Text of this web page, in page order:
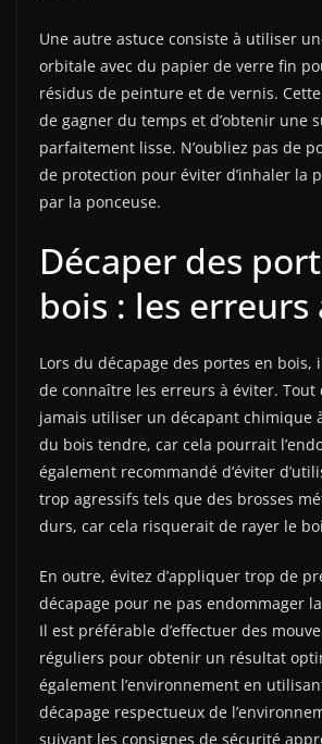
Une autre astuce consiste à utiliser
orbitale avec du papier de verre fin
résidus de peinture et de vernis.
de gagner du temps et d’obtenir une
parfaitement lisse. N’oubliez pas de
de protection pour éviter d’inhaler la
par la ponceuse.
Décaper des
bois : les
Lors du décapage des portes en
de connaître les erreurs à éviter. Tout
jamais utiliser un décapant chimique
du bois tendre, car cela pourrait
également recommandé d’éviter
trop agressifs tels que des brosses
durs, car cela risquerait de rayer le
En outre, évitez d’appliquer trop de
décapage pour ne pas endommager
Il est préférable d’effectuer des
réguliers pour obtenir un résultat
également l’environnement en
décapage respectueux de
suivant les consignes de sécurité